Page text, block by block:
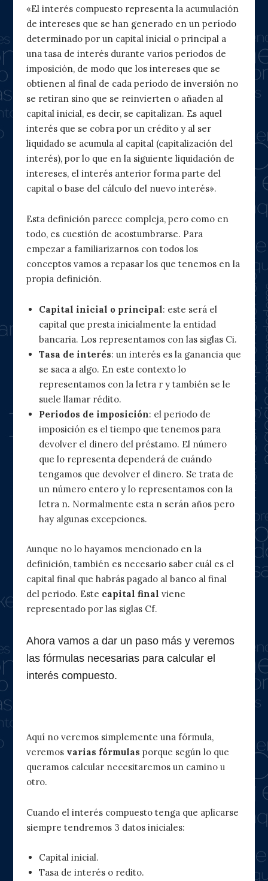
«El interés compuesto representa la acumulación
de intereses que se han generado en un período
determinado por un capital inicial o principal a
una tasa de interés durante varios periodos de
imposición, de modo que los intereses que se
obtienen al final de cada período de inversión no
se retiran sino que se reinvierten o añaden al
capital inicial, es decir, se capitalizan. Es aquel
interés que se cobra por un crédito y al ser
liquidado se acumula al capital (capitalización del
interés), por lo que en la siguiente liquidación de
intereses, el interés anterior forma parte del
capital o base del cálculo del nuevo interés».
Esta definición parece compleja, pero como en
todo, es cuestión de acostumbrarse. Para
empezar a familiarizarnos con todos los
conceptos vamos a repasar los que tenemos en la
propia definición.
Capital inicial o principal: este será el
capital que presta inicialmente la entidad
bancaria. Los representamos con las siglas Ci.
Tasa de interés: un interés es la ganancia que
se saca a algo. En este contexto lo
representamos con la letra r y también se le
suele llamar rédito.
Periodos de imposición: el periodo de
imposición es el tiempo que tenemos para
devolver el dinero del préstamo. El número
que lo representa dependerá de cuándo
tengamos que devolver el dinero. Se trata de
un número entero y lo representamos con la
letra n. Normalmente esta n serán años pero
hay algunas excepciones.
Aunque no lo hayamos mencionado en la
definición, también es necesario saber cuál es el
capital final que habrás pagado al banco al final
del periodo. Este capital final viene
representado por las siglas Cf.
Ahora vamos a dar un paso más y veremos
las fórmulas necesarias para calcular el
interés compuesto.
Aquí no veremos simplemente una fórmula,
veremos varias fórmulas porque según lo que
queramos calcular necesitaremos un camino u
otro.
Cuando el interés compuesto tenga que aplicarse
siempre tendremos 3 datos iniciales:
Capital inicial.
Tasa de interés o redito.